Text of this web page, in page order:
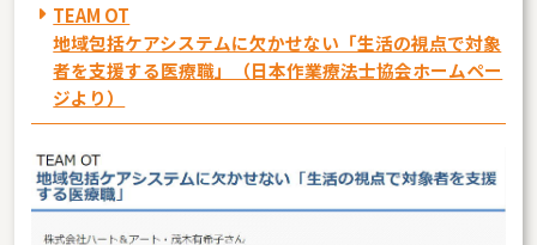
TEAM OT
地域包括ケアシステムに欠かせない「生活の視点で対象
者を支援する医療職」（日本作業療法士協会ホームペー
ジより）